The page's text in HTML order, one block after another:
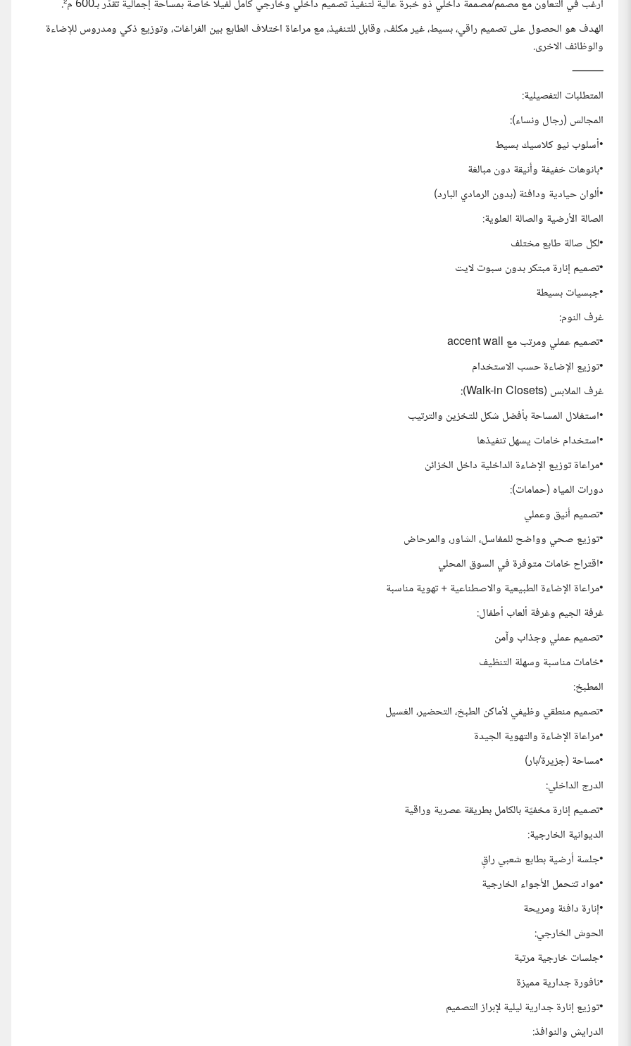
أرغب في التعاون مع مصمم/مصممة داخلي ذو خبرة عالية لتنفيذ تصميم داخلي وخارجي كامل لفيلا خاصة بمساحة إجمالية تُقدّر بـ600 م².
الهدف هو الحصول على تصميم راقي، بسيط، غير مكلف، وقابل للتنفيذ، مع مراعاة اختلاف الطابع بين الفراغات، وتوزيع ذكي ومدروس للإضاءة
والوظائف الاخرى.
⸻
المتطلبات التفصيلية:
المجالس (رجال ونساء):
•أسلوب نيو كلاسيك بسيط
•بانوهات خفيفة وأنيقة دون مبالغة
•ألوان حيادية ودافئة (بدون الرمادي البارد)
الصالة الأرضية والصالة العلوية:
•لكل صالة طابع مختلف
•تصميم إنارة مبتكر بدون سبوت لايت
•جبسيات بسيطة
غرف النوم:
•تصميم عملي ومرتب مع accent wall
•توزيع الإضاءة حسب الاستخدام
غرف الملابس (Walk-in Closets):
•استغلال المساحة بأفضل شكل للتخزين والترتيب
•استخدام خامات يسهل تنفيذها
•مراعاة توزيع الإضاءة الداخلية داخل الخزائن
دورات المياه (حمامات):
•تصميم أنيق وعملي
•توزيع صحي وواضح للمغاسل، الشاور، والمرحاض
•اقتراح خامات متوفرة في السوق المحلي
•مراعاة الإضاءة الطبيعية والاصطناعية + تهوية مناسبة
غرفة الجيم وغرفة ألعاب أطفال:
•تصميم عملي وجذاب وآمن
•خامات مناسبة وسهلة التنظيف
المطبخ:
•تصميم منطقي وظيفي لأماكن الطبخ، التحضير، الغسيل
•مراعاة الإضاءة والتهوية الجيدة
•مساحة (جزيرة/بار)
الدرج الداخلي:
•تصميم إنارة مخفيّة بالكامل بطريقة عصرية وراقية
الديوانية الخارجية:
•جلسة أرضية بطابع شعبي راقٍ
•مواد تتحمل الأجواء الخارجية
•إنارة دافئة ومريحة
الحوش الخارجي:
•جلسات خارجية مرتبة
•نافورة جدارية مميزة
•توزيع إنارة جدارية ليلية لإبراز التصميم
الدرايش والنوافذ: